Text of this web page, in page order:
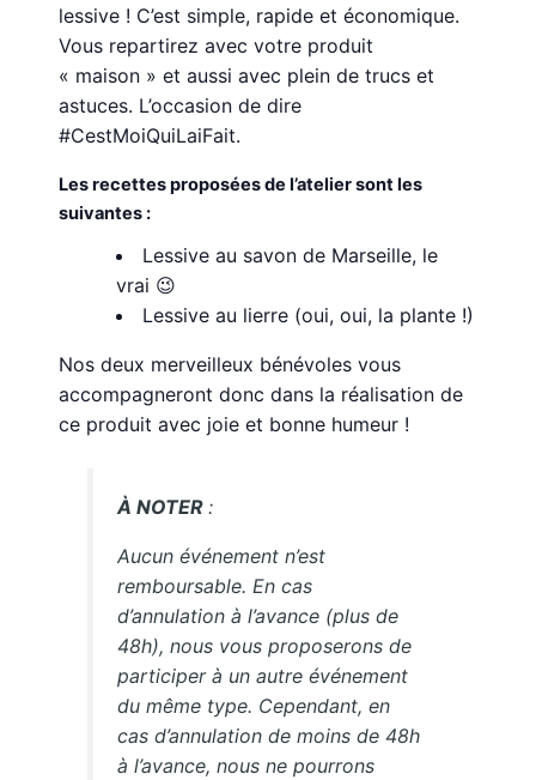
lessive ! C’est simple, rapide et économique.
Vous repartirez avec votre produit
« maison » et aussi avec plein de trucs et
astuces. L’occasion de dire
#CestMoiQuiLaiFait.
Les recettes proposées de l’atelier sont les
suivantes :
Lessive au savon de Marseille, le
vrai 😉
Lessive au lierre (oui, oui, la plante !)
Nos deux merveilleux bénévoles vous
accompagneront donc dans la réalisation de
ce produit avec joie et bonne humeur !
À NOTER:
Aucun événement n’est
remboursable. En cas
d’annulation à l’avance (plus de
48h), nous vous proposerons de
participer à un autre événement
du même type. Cependant, en
cas d’annulation de moins de 48h
à l’avance, nous ne pourrons